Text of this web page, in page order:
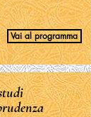
Vai al programma